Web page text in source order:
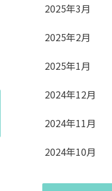
2025年3月
2025年2月
2025年1月
2024年12月
2024年11月
2024年10月